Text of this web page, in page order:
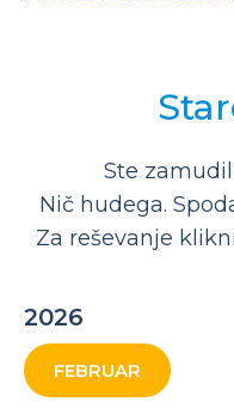
Ste
Nič hudega.
Za reševanje
2026
FEBRUAR